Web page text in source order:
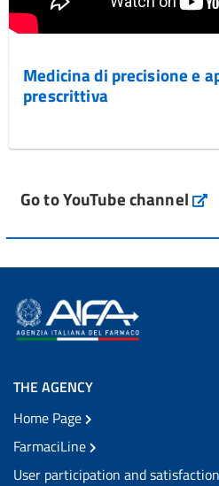
Medicina di precisione e
prescrittiva
Go to YouTube channel
THE AGENCY
Home Page
FarmaciLine
User participation and satisfaction